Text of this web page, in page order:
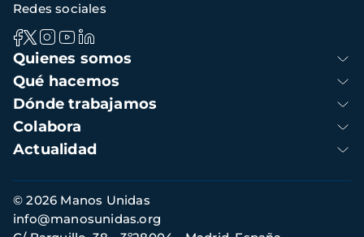
Navegación
principal
Quienes somos
Qué hacemos
Dónde trabajamos
Colabora
Actualidad
Redes sociales
Información
de
contacto
© 2026 Manos Unidas
info@manosunidas.org